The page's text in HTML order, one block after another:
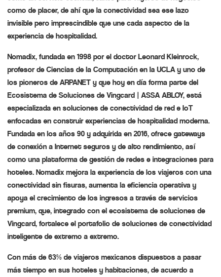
como de placer, de ahí que la conectividad sea ese lazo
invisible pero imprescindible que une cada aspecto de la
experiencia de hospitalidad.
Nomadix, fundada en 1998 por el doctor Leonard Kleinrock,
profesor de Ciencias de la Computación en la UCLA y uno de
los pioneros de ARPANET y que hoy en día forma parte del
Ecosistema de Soluciones de Vingcard | ASSA ABLOY, está
especializada en soluciones de conectividad de red e IoT
enfocadas en construir experiencias de hospitalidad moderna.
Fundada en los años 90 y adquirida en 2016, ofrece gateways
de conexión a Internet seguros y de alto rendimiento, así
como una plataforma de gestión de redes e integraciones para
hoteles. Nomadix mejora la experiencia de los viajeros con una
conectividad sin fisuras, aumenta la eficiencia operativa y
apoya el crecimiento de los ingresos a través de servicios
premium, que, integrado con el ecosistema de soluciones de
Vingcard, fortalece el portafolio de soluciones de conectividad
inteligente de extremo a extremo.
Con más de 63% de viajeros mexicanos dispuestos a pasar
más tiempo en sus hoteles y habitaciones, de acuerdo a